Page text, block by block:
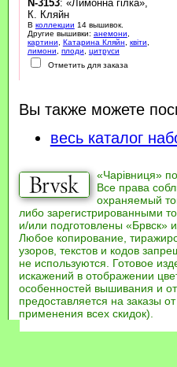
N-3153: «Лимонна гілка»,
К. Кляйн
В коллекции 14 вышивок.
Другие вышивки: анемони
картини
Катарина Кляйн квіти
лимони
плоди
цитруси
Отметить для заказа
Вы также можете
весь каталог
«Чарівниця»
Все права
охраняемый
либо зарегистрированными
и/или подготовлены «Брвск»
Любое копирование,
узоров, текстов и кодов
не используются. Готовое
искажений в отображении
особенностей вышивания и
предоставляется на заказы
применения всех скидок).